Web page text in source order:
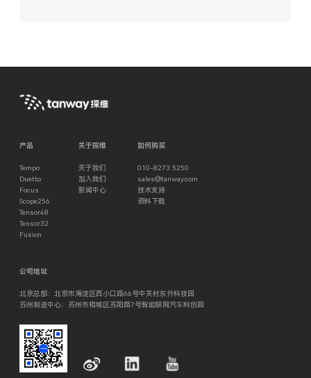
产品
Tempo
Duetto
Focus
Scope256
Tensor48
Tensor32
Fusion
关于探维
关于我们
加入我们
新闻中心
如何购买
010-8273 5250
sales@tanway.com
技术支持
资料下载
公司地址
北京总部：北京市海淀区西小口路66号中关村东升科技园
苏州制造中心：苏州市相城区苏阳路7号智能联网汽⻋科创园